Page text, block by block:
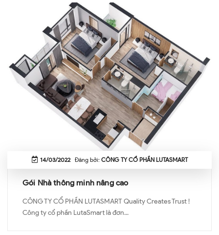
14/03/2022Đăng bởi: CÔNG TY CỔ PHẦN LUTASMART
Gói Nhà thông minh nâng cao
CÔNG TY CỔ PHẦN LUTASMART Quality Creates Trust !
Công ty cổ phần LutaSmart là đơn...